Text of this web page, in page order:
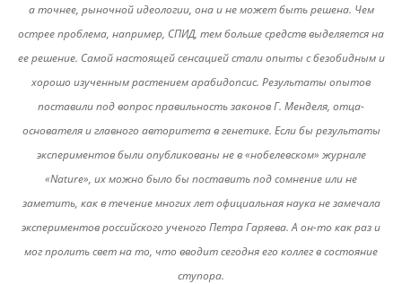
а точнее, рыночной идеологии, она и не может быть решена. Чем
острее проблема, например, СПИД, тем больше средств выделяется на
ее решение. Самой настоящей сенсацией стали опыты с безобидным и
хорошо изученным растением арабидопсис. Результаты опытов
поставили под вопрос правильность законов Г. Менделя, отца-
основателя и главного авторитета в генетике. Если бы результаты
экспериментов были опубликованы не в «нобелевском» журнале
«Nature», их можно было бы поставить под сомнение или не
заметить, как в течение многих лет официальная наука не замечала
экспериментов российского ученого Петра Гаряева. А он-то как раз и
мог пролить свет на то, что вводит сегодня его коллег в состояние
ступора.